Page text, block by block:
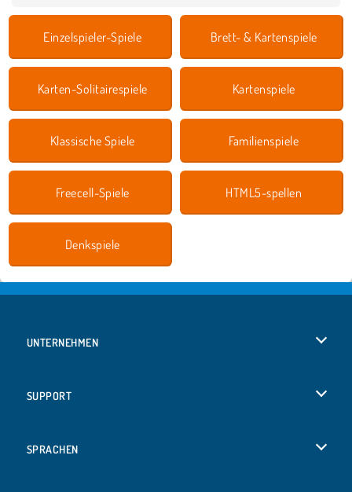
Einzelspieler-Spiele Brett- & Kartenspiele
Karten-Solitairespiele Kartenspiele
Klassische Spiele Familienspiele
Freecell-Spiele HTML5-spellen
Denkspiele
UNTERNEHMEN
SUPPORT
SPRACHEN